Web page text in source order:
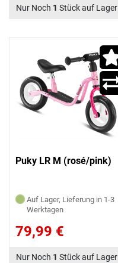
Nur Noch 1 Stück auf Lager
Puky LR M (rosé/pink)
Auf Lager, Lieferung in 1-3
Werktagen
79,99 €
Nur Noch 1 Stück auf Lager